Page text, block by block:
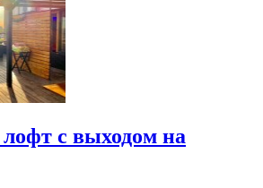
с выходом на